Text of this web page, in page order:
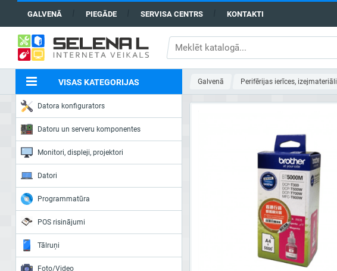
GALVENĀ PIEGĀDE SERVISA CENTRS KONTAKTI
VISAS KATEGORIJAS Galvenā Perifērijas ierīces, izejmateriāli
Datora konfigurators
Datoru un serveru komponentes
Monitori, displeji, projektori
Datori
Programmatūra
POS risinājumi
Tālruņi
Foto/Video